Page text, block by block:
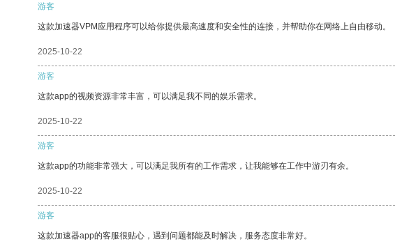
游客
这款加速器VPM应用程序可以给你提供最高速度和安全性的连接，并帮助你在网络上自由移动。
2025-10-22
游客
这款app的视频资源非常丰富，可以满足我不同的娱乐需求。
2025-10-22
游客
这款app的功能非常强大，可以满足我所有的工作需求，让我能够在工作中游刃有余。
2025-10-22
游客
这款加速器app的客服很贴心，遇到问题都能及时解决，服务态度非常好。